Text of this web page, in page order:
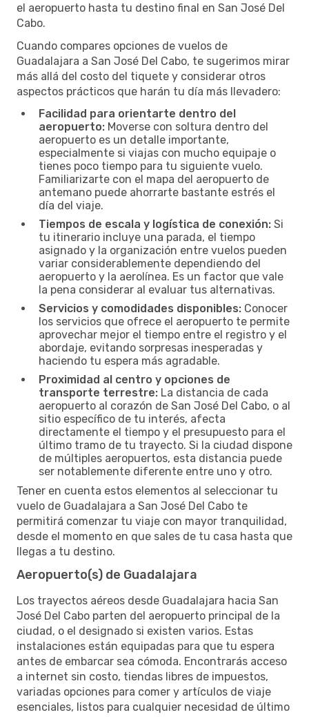
el aeropuerto hasta tu destino final en San José Del
Cabo.
Cuando compares opciones de vuelos de
Guadalajara a San José Del Cabo, te sugerimos mirar
más allá del costo del tiquete y considerar otros
aspectos prácticos que harán tu día más llevadero:
Facilidad para orientarte dentro del
aeropuerto: Moverse con soltura dentro del
aeropuerto es un detalle importante,
especialmente si viajas con mucho equipaje o
tienes poco tiempo para tu siguiente vuelo.
Familiarizarte con el mapa del aeropuerto de
antemano puede ahorrarte bastante estrés el
día del viaje.
Tiempos de escala y logística de conexión: Si
tu itinerario incluye una parada, el tiempo
asignado y la organización entre vuelos pueden
variar considerablemente dependiendo del
aeropuerto y la aerolínea. Es un factor que vale
la pena considerar al evaluar tus alternativas.
Servicios y comodidades disponibles: Conocer
los servicios que ofrece el aeropuerto te permite
aprovechar mejor el tiempo entre el registro y el
abordaje, evitando sorpresas inesperadas y
haciendo tu espera más agradable.
Proximidad al centro y opciones de
transporte terrestre: La distancia de cada
aeropuerto al corazón de San José Del Cabo, o al
sitio específico de tu interés, afecta
directamente el tiempo y el presupuesto para el
último tramo de tu trayecto. Si la ciudad dispone
de múltiples aeropuertos, esta distancia puede
ser notablemente diferente entre uno y otro.
Tener en cuenta estos elementos al seleccionar tu
vuelo de Guadalajara a San José Del Cabo te
permitirá comenzar tu viaje con mayor tranquilidad,
desde el momento en que sales de tu casa hasta que
llegas a tu destino.
Aeropuerto(s) de Guadalajara
Los trayectos aéreos desde Guadalajara hacia San
José Del Cabo parten del aeropuerto principal de la
ciudad, o el designado si existen varios. Estas
instalaciones están equipadas para que tu espera
antes de embarcar sea cómoda. Encontrarás acceso
a internet sin costo, tiendas libres de impuestos,
variadas opciones para comer y artículos de viaje
esenciales, listos para cualquier necesidad de último